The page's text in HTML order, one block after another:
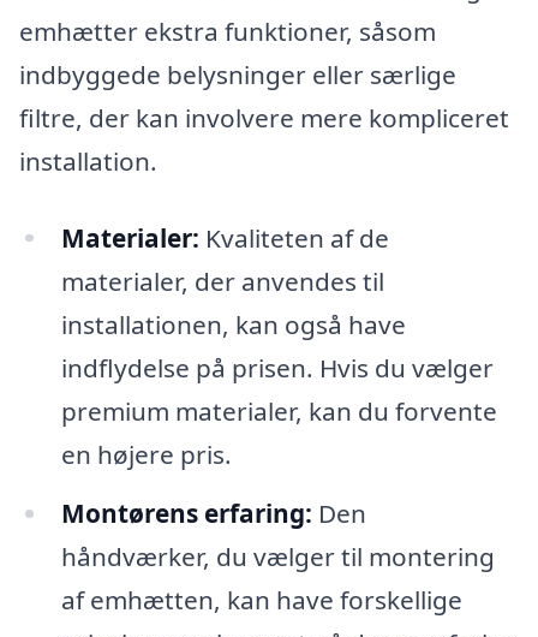
emhætter ekstra funktioner, såsom
indbyggede belysninger eller særlige
filtre, der kan involvere mere kompliceret
installation.
Materialer: Kvaliteten af de
materialer, der anvendes til
installationen, kan også have
indflydelse på prisen. Hvis du vælger
premium materialer, kan du forvente
en højere pris.
Montørens erfaring: Den
håndværker, du vælger til montering
af emhætten, kan have forskellige